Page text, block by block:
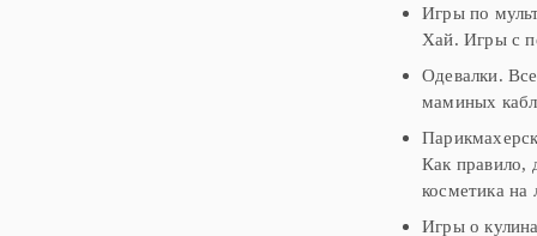
Игры по
Хай. Игры с
Одевалки.
маминых
Как правило,
косметика на
Игры о